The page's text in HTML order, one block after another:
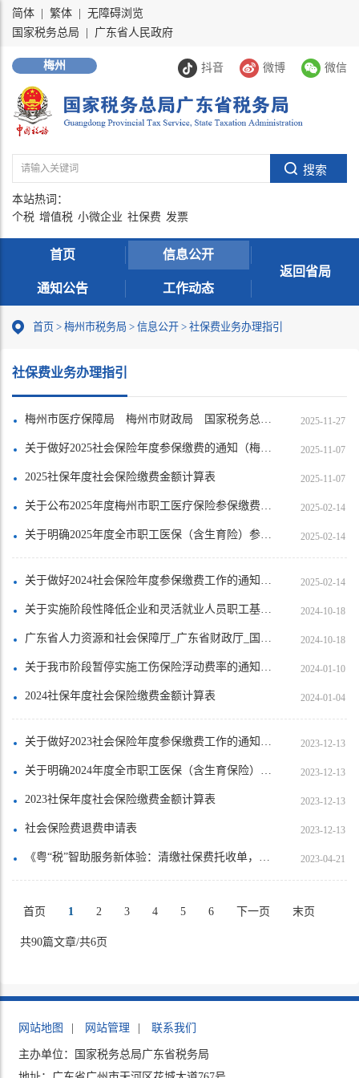
简体 繁体
无障碍浏览
国家税务总局
广东省人民政府
抖音 微博 微信
梅州
本站热词：
个税 增值税 小微企业 社保费 发票
首页 信息公开
通知公告 工作动态
返回省局
首页 > 梅州市税务局 > 信息公开 > 社保费业务办理指引
社保费业务办理指引
梅州市医疗保障局 梅州市财政局 国家税务总局梅州市税务局关于做好2026年度城乡居民基本医疗保险参保缴费工作的通知（梅市医保〔2025〕11号） 2025-11-27
关于做好2025社会保险年度参保缴费的通知（梅市社保〔2025〕8号） 2025-11-07
2025社保年度社会保险缴费金额计算表 2025-11-07
关于公布2025年度梅州市职工医疗保险参保缴费基数和费率的通知（梅市医保函〔2024〕135号） 2025-02-14
关于明确2025年度全市职工医保（含生育险）参保缴费基数上下限的通知（梅市医保〔2024〕7号） 2025-02-14
关于做好2024社会保险年度参保缴费工作的通知（梅市社保〔2024〕10号） 2025-02-14
关于实施阶段性降低企业和灵活就业人员职工基本医疗保险缴费费率的通知（梅市医保〔2023〕12号） 2024-10-18
广东省人力资源和社会保障厅_广东省财政厅_国家税务总局广东省税务局关于延续实施失业保险援企稳岗政策的通知（粤人社规〔2024〕16号） 2024-10-18
关于我市阶段暂停实施工伤保险浮动费率的通知（梅市人社〔2023〕85号） 2024-01-10
2024社保年度社会保险缴费金额计算表 2024-01-04
关于做好2023社会保险年度参保缴费工作的通知（梅市社保函〔2023〕20号） 2023-12-13
关于明确2024年度全市职工医保（含生育保险）参保缴费基数上下限的通知（梅市医保〔2023〕10号） 2023-12-13
2023社保年度社会保险缴费金额计算表 2023-12-13
社会保险费退费申请表 2023-12-13
《粤“税”智助服务新体验：清缴社保费托收单，不用扎推，家门口就能办！》 2023-04-21
首页 1 2 3 4 5 6 下一页 末页
共90篇文章/共6页
网站地图 网站管理 联系我们
主办单位：国家税务总局广东省税务局